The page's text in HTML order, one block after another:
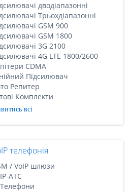
дводіапазонні
Трьохдіапазонні
GSM 900
GSM 1800
3G 2100
4G LTE 1800/2600
CDMA
Підсилювач
Репитер
Комплекти
всі
телефонія
/ VoIP шлюзи
АТС